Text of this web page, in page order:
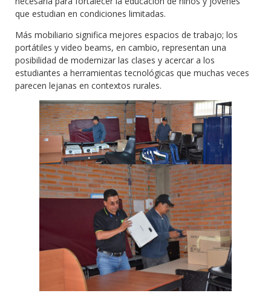
que estudian en condiciones limitadas.
Más mobiliario significa mejores espacios de trabajo; los
portátiles y video beams, en cambio, representan una
posibilidad de modernizar las clases y acercar a los
estudiantes a herramientas tecnológicas que muchas veces
parecen lejanas en contextos rurales.